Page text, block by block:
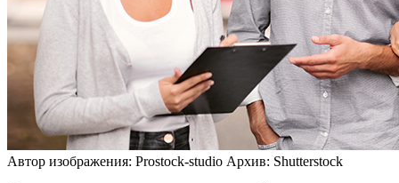
Автор изображения: Prostock-studio Архив: Shutterstock